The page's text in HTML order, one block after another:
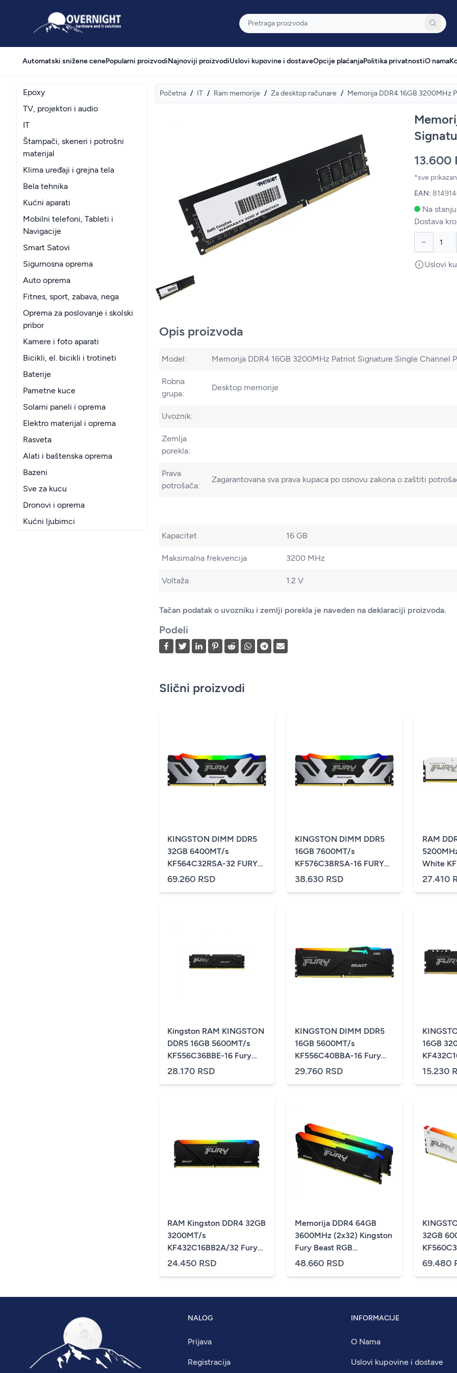
Overnight Pretraga
Automatski snižene cenePopularni proizvodiNajnoviji proizvodiUslovi kupovine i dostaveOpcije plaćanjaPolitika privatnostiO nama
Epoxy
TV, projektori i audio
IT
Štampači, skeneri i potrošni
materijal
Klima uređaji i grejna tela
Bela tehnika
Kućni aparati
Mobilni telefoni, Tableti i
Navigacije
Smart Satovi
Sigurnosna oprema
Auto oprema
Fitnes, sport, zabava, nega
Oprema za poslovanje i skolski
pribor
Kamere i foto aparati
Bicikli, el. bicikli i trotineti
Baterije
Pametne kuce
Solarni paneli i oprema
Elektro materijal i oprema
Rasveta
Alati i baštenska oprema
Bazeni
Sve za kucu
Dronovi i oprema
Kućni ljubimci
Početna / IT / Ram memorije / Za desktop računare / Memorija DDR4 16GB 3200MHz
13.600
*sve
EAN:
Na
Dostava
Uslovi
Opis proizvoda
Model: Memorija DDR4 16GB 3200MHz Patriot Signature Single Channel
Robna
grupa:
Desktop memorije
Uvoznik:
Zemlja
porekla:
Prava
potrošača:
Zagarantovana sva prava kupaca po osnovu zakona o zaštiti
Kapacitet 16 GB
Maksimalna frekvencija 3200 MHz
Voltaža 1.2 V
Tačan podatak o uvozniku i zemlji porekla je naveden na deklaraciji proizvoda.
Podeli
Slični proizvodi
KINGSTON DIMM DDR5
32GB 6400MT/s
KF564C32RSA-32 FURY
Renegade Silver RGB XMP
69.260 RSD
KINGSTON DIMM DDR5
16GB 7600MT/s
KF576C38RSA-16 FURY
Renegade Silver RGB XMP
38.630 RSD
RAM
White
27.410
Kingston RAM KINGSTON
DDR5 16GB 5600MT/s
KF556C36BBE-16 Fury
Beast Black EXPO
28.170 RSD
KINGSTON DIMM DDR5
16GB 5600MT/s
KF556C40BBA-16 Fury
Beast Black RGB XMP
29.760 RSD
16GB
Beast
15.230
RAM Kingston DDR4 32GB
3200MT/s
KF432C16BB2A/32 Fury
Beast RGB
24.450 RSD
Memorija DDR4 64GB
3600MHz (2x32) Kingston
Fury Beast RGB
KF436C18BB2AK2/64
48.660 RSD
32GB
Beast
69.480
NALOG
Prijava
Registracija
INFORMACIJE
O Nama
Uslovi kupovine i dostave